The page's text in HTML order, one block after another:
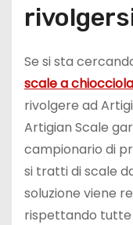
Se si sta
scale a
rivolgere ad
Artigian Scale
campionario di
si tratti di scale
soluzione viene
rispettando tutte